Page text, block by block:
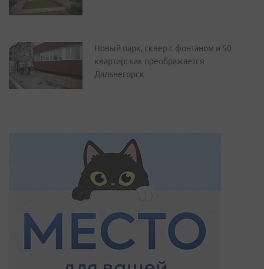
Новый парк, сквер с фонтаном и 50
квартир: как преображается
Дальнегорск